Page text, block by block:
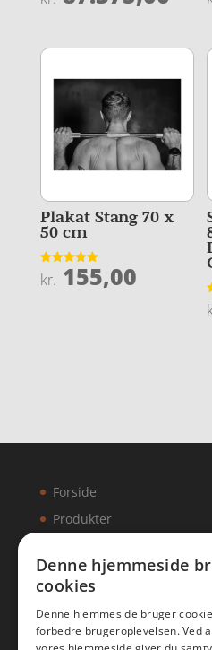
Plakat Stang 70 x
50 cm
Vurderet
5
kr. 155,00
Forside
Produkter
Artikler
Denne hjemmeside
cookies
Denne hjemmeside bruger
forbedre brugeroplevelsen. Ved